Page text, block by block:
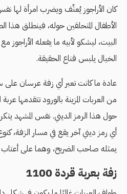
كان الأراجوز يُعنِّف ويضرب امرأة
الأطفال المتحلقين حوله، فينطلق هذا
البيت، ليشكو لأبيه ما يفعله الأراجوز
الخيال يلبس قناع الحقيقة.
عادة ما كانت تعبر أي زفة عرسان
من العربات المزينة بالورود تتقدمها
حول هذا الرمز الديني. نفس المشهد
أي رمز ديني آخر يقع في مسار الزفة،
يمثله صاحب الضريح، وهما على
زفة بعربة قردة 1100